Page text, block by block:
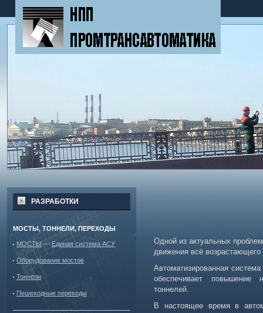
РАЗРАБОТКИ
МОСТЫ, ТОННЕЛИ, ПЕРЕХОДЫ
МОСТЫ—Единая система АСУ
Оборудование мостов
Тоннели
Пешеходные переходы
Одной из актуальных
движения всё возрастающего
Автоматизированная
обеспечивает повышение
тоннелей.
В настоящее время в